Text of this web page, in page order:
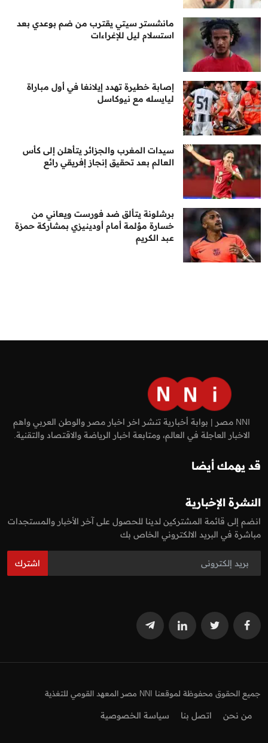
مانشستر سيتي يقترب من ضم بوعدي بعد
استسلام ليل للإغراءات
إصابة خطيرة تهدد إيلانغا في أول مباراة
ليايسله مع نيوكاسل
سيدات المغرب والجزائر يتأهلن إلى كأس
العالم بعد تحقيق إنجاز إفريقي رائع
برشلونة يتألق ضد فورست ويعاني من
خسارة مؤلمة أمام أودينيزي بمشاركة حمزة
عبد الكريم
NNI مصر | بوابة أخبارية تنشر اخر اخبار مصر والوطن العربي واهم
الاخبار العاجلة في العالم، ومتابعة اخبار الرياضة والاقتصاد والتقنية.
قد يهمك أيضا
النشرة الإخبارية
انضم إلى قائمة المشتركين لدينا للحصول على آخر الأخبار والمستجدات
مباشرة في البريد الالكتروني الخاص بك
اشترك
جميع الحقوق محفوظة لموقعنا NNI مصر المعهد القومي للتغذية
من نحن اتصل بنا سياسة الخصوصية